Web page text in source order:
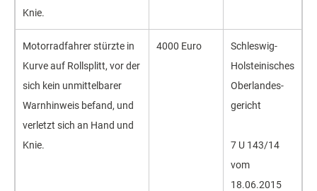
Knie.
Motorrad­fahrer stürzte in
Kurve auf Rollsplitt, vor der
sich kein unmittel­barer
Warn­hinweis befand, und
verletzt sich an Hand und
Knie.
4000 Euro
Schleswig-
Holsteinisches
Oberlandes­
gericht
7 U 143/14
vom
18.06.2015